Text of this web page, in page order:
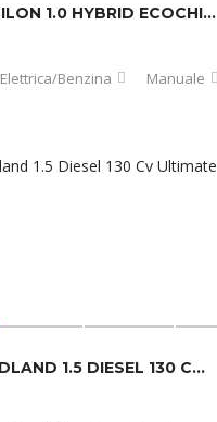
LANCIA YPSILON 1.0 HYBRID ECOCHIC GOLD 2021
Elettrica/Benzina Manuale
OPEL GRANDLAND 1.5 DIESEL 130 CV ULTIMATE 10/2022